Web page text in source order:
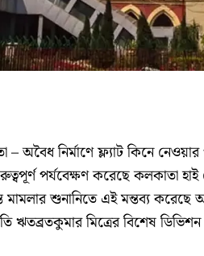
– অবৈধ নির্মাণে ফ্ল্যাট কিনে
পর্যবেক্ষণ করেছে কলকাতা
মামলার শুনানিতে এই মন্তব্য
ঋতব্রতকুমার মিত্রের বিশেষ